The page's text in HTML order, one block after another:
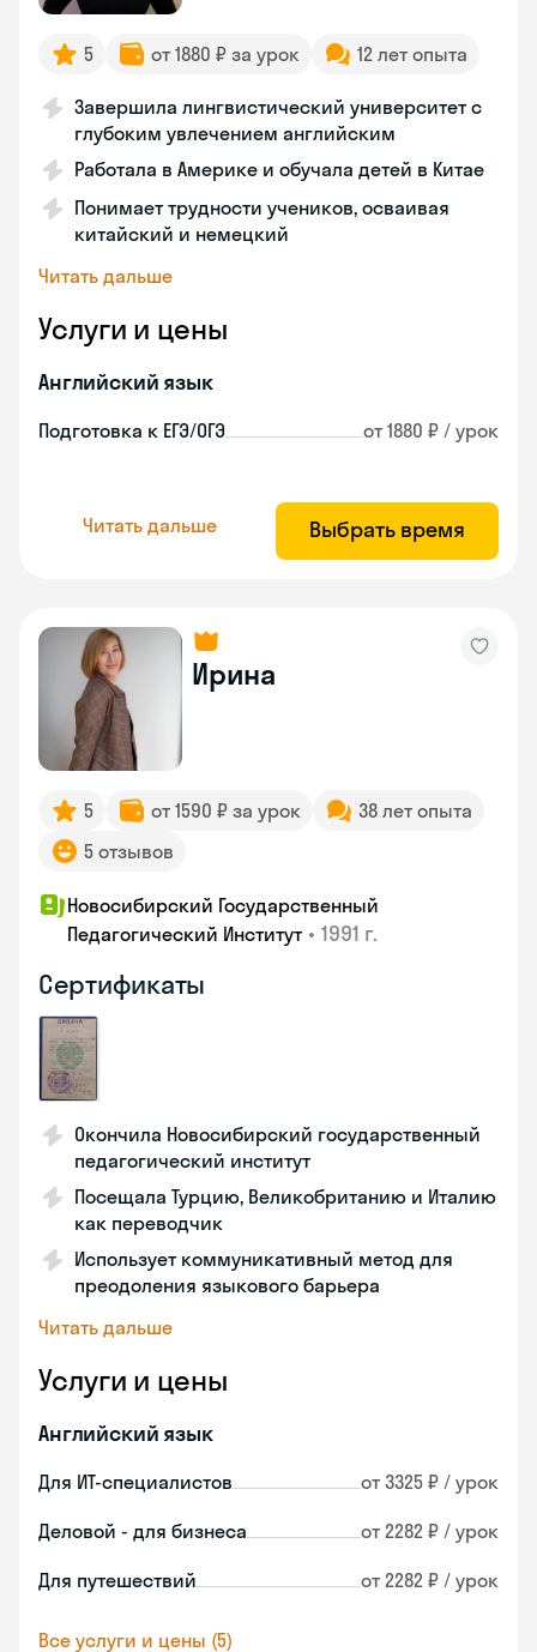
5 от 1880 ₽ за урок 12 лет опыта
Завершила лингвистический университет с
глубоким увлечением английским
Работала в Америке и обучала детей в Китае
Понимает трудности учеников, осваивая
китайский и немецкий
Читать дальше
Услуги и цены
Английский язык
Подготовка к ЕГЭ/ОГЭ от 1880 ₽ / урок
Читать дальше Выбрать время
Ирина
5 от 1590 ₽ за урок
38 лет опыта
5 отзывов
Новосибирский Государственный
Педагогический Институт • 1991 г.
Сертификаты
Окончила Новосибирский государственный
педагогический институт
Посещала Турцию, Великобританию и Италию
как переводчик
Использует коммуникативный метод для
преодоления языкового барьера
Читать дальше
Услуги и цены
Английский язык
Для ИТ-специалистов от 3325 ₽ / урок
Деловой - для бизнеса от 2282 ₽ / урок
Для путешествий от 2282 ₽ / урок
Все услуги и цены (5)